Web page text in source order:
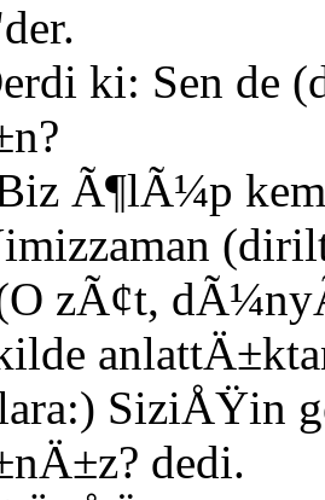
ki: Sen de
Ã¶lÃ¼p
zÃ¢t,
SiziÅŸin
dedi.